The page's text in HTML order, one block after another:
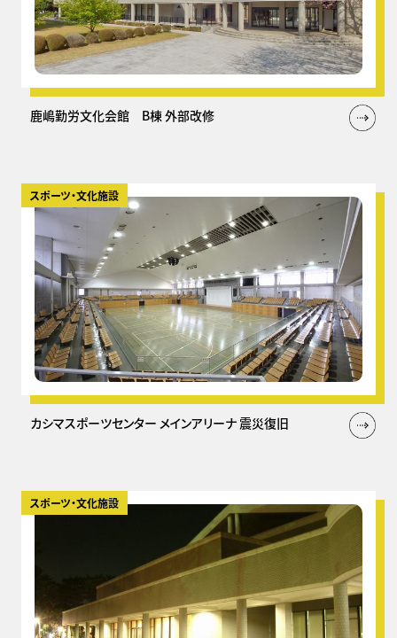
鹿嶋勤労文化会館 B棟 外部改修
スポーツ・文化施設
カシマスポーツセンター メインアリーナ 震災復旧
スポーツ・文化施設